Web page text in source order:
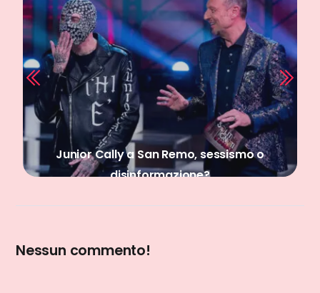
Junior Cally a San Remo, sessismo o
disinformazione?
Nessun commento!